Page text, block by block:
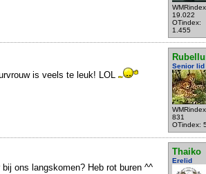
19.022
OTindex:
1.455
Senior lid
831
OTindex:
is veels te leuk! LOL
Thaiko
Erelid
ons langskomen? Heb rot buren ^^